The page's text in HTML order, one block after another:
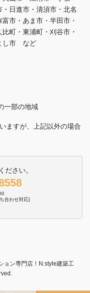
日進市・清須市・北名
市・あま市・半田市・
町・東浦町・刈谷市・
し市 など
一部の地域
ますが、上記以外の場合
ださい。
合わせ対応]
ョン専門店！N.style建築工